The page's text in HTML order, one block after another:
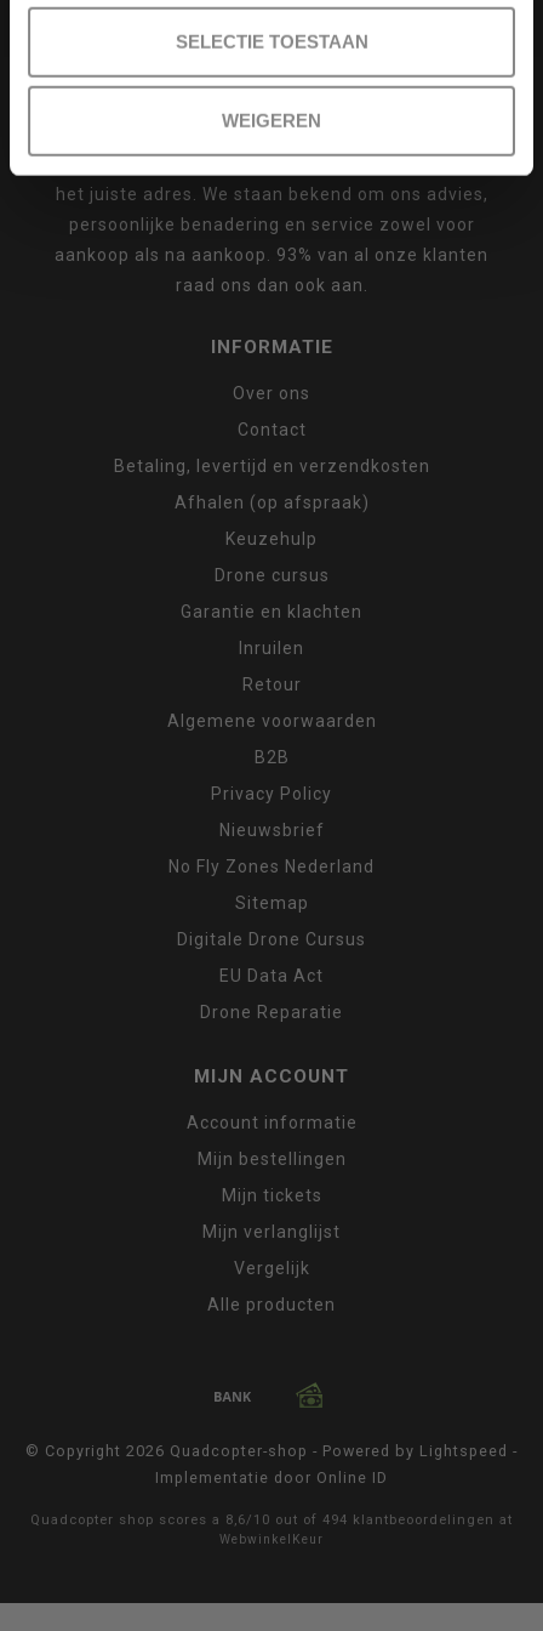
SELECTIE TOESTAAN
WEIGEREN
multicopters (het beestje hoeft maar een naam
te hebben).
goed advies en uitstekende (after)service
het juiste adres. We staan bekend om ons advies,
persoonlijke benadering en service zowel voor
aankoop als na aankoop. 93% van al onze klanten
raad ons dan ook aan.
INFORMATIE
Over ons
Contact
Betaling, levertijd en verzendkosten
Afhalen (op afspraak)
Keuzehulp
Drone cursus
Garantie en klachten
Inruilen
Retour
Algemene voorwaarden
B2B
Privacy Policy
Nieuwsbrief
No Fly Zones Nederland
Sitemap
Digitale Drone Cursus
EU Data Act
Drone Reparatie
MIJN ACCOUNT
Account informatie
Mijn bestellingen
Mijn tickets
Mijn verlanglijst
Vergelijk
Alle producten
© Copyright 2026 Quadcopter-shop - Powered by Lightspeed -
Implementatie door Online ID
Quadcopter shop scores a 8,6/ 10 out of 494 klantbeoordelingen at
WebwinkelKeur